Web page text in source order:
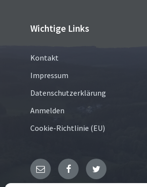
Wichtige Links
Kontakt
Impressum
Datenschutzerklärung
Anmelden
Cookie-Richtlinie (EU)
E- FacebookTwitter